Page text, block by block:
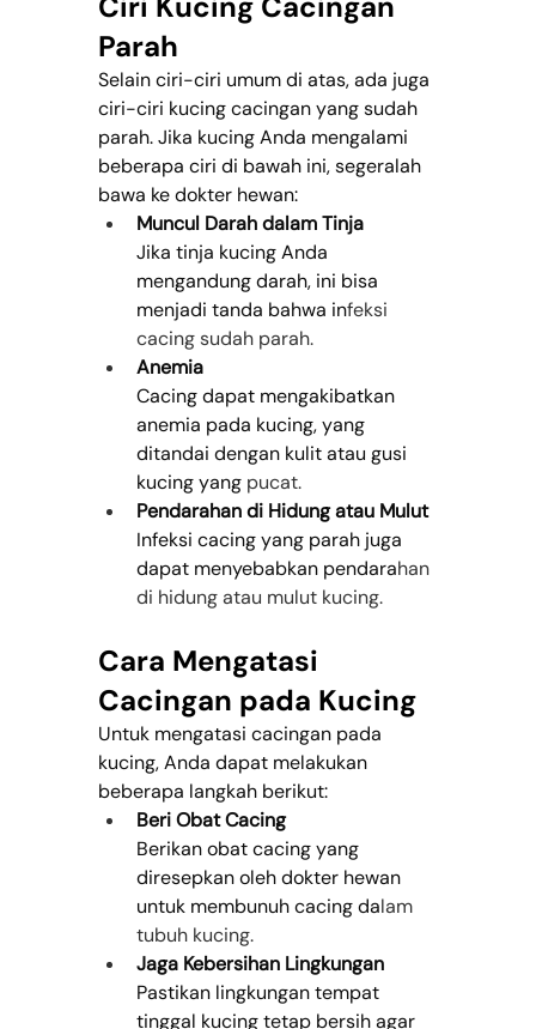
Parah
Selain ciri-ciri umum di atas, ada juga
ciri-ciri kucing cacingan yang sudah
parah. Jika kucing Anda mengalami
beberapa ciri di bawah ini, segeralah
bawa ke dokter hewan:
Muncul Darah dalam Tinja
Jika tinja kucing Anda
mengandung darah, ini bisa
menjadi tanda bahwa infeksi
cacing sudah parah.
Anemia
Cacing dapat mengakibatkan
anemia pada kucing, yang
ditandai dengan kulit atau gusi
kucing yang pucat.
Pendarahan di Hidung atau Mulut
Infeksi cacing yang parah juga
dapat menyebabkan pendarahan
di hidung atau mulut kucing.
Cara Mengatasi
Cacingan pada Kucing
Untuk mengatasi cacingan pada
kucing, Anda dapat melakukan
beberapa langkah berikut:
Beri Obat Cacing
Berikan obat cacing yang
diresepkan oleh dokter hewan
untuk membunuh cacing dalam
tubuh kucing.
Jaga Kebersihan Lingkungan
Pastikan lingkungan tempat
tinggal kucing tetap bersih agar